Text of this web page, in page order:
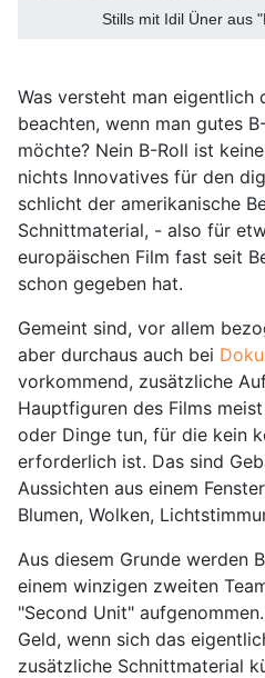
Stills mit Idil Üner aus
Was versteht man eigentlich
beachten, wenn man gutes
möchte? Nein B-Roll ist
nichts Innovatives für den
schlicht der amerikanische
Schnittmaterial, - also für
europäischen Film fast seit
schon gegeben hat.
Gemeint sind, vor allem
aber durchaus auch bei
vorkommend, zusätzliche
Hauptfiguren des Films
oder Dinge tun, für die kein
erforderlich ist. Das sind
Aussichten aus einem
Blumen, Wolken,
Aus diesem Grunde werden
einem winzigen zweiten
"Second Unit"
Geld, wenn sich das
zusätzliche Schnittmaterial